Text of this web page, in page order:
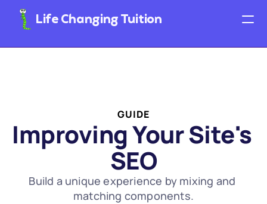
GUIDE
Improving Your Site's
SEO
Build a unique experience by mixing and
matching components.
Life Changing Tuition
Free Resources